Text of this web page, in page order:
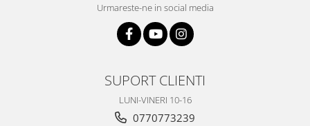
Urmareste-ne in social media
SUPORT CLIENTI
LUNI-VINERI 10-16
0770773239